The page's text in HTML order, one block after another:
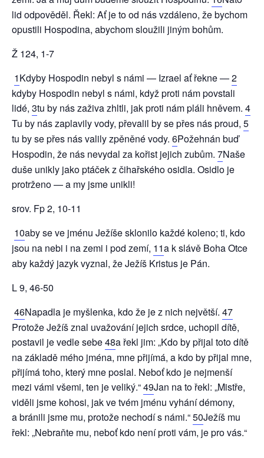
lid odpověděl. Řekl: Ať je to od nás vzdáleno, že bychom
opustili Hospodina, abychom sloužili jiným bohům.
Ž 124, 1-7
1Kdyby Hospodin nebyl s námi — Izrael ať řekne —2
kdyby Hospodin nebyl s námi, když proti nám povstali
lidé, 3tu by nás zaživa zhltli, jak proti nám pláli hněvem. 4
Tu by nás zaplavily vody, převalil by se přes nás proud, 5
tu by se přes nás valily zpěněné vody. 6Požehnán buď
Hospodin, že nás nevydal za kořist jejich zubům. 7Naše
duše unikly jako ptáček z čihařského osidla. Osidlo je
protrženo — a my jsme unikli!
srov. Fp 2, 10-11
10aby se ve jménu Ježíše sklonilo každé koleno; ti, kdo
jsou na nebi i na zemi i pod zemí, 11a k slávě Boha Otce
aby každý jazyk vyznal, že Ježíš Kristus je Pán.
L 9, 46-50
46Napadla je myšlenka, kdo že je z nich největší. 47
Protože Ježíš znal uvažování jejich srdce, uchopil dítě,
postavil je vedle sebe48a řekl jim: „Kdo by přijal toto dítě
na základě mého jména, mne přijímá, a kdo by přijal mne,
přijímá toho, který mne poslal. Neboť kdo je nejmenší
mezi vámi všemi, ten je veliký.“49Jan na to řekl: „Mistře,
viděli jsme kohosi, jak ve tvém jménu vyhání démony,
a bránili jsme mu, protože nechodí s námi.“50Ježíš mu
řekl: „Nebraňte mu, neboť kdo není proti vám, je pro vás.“